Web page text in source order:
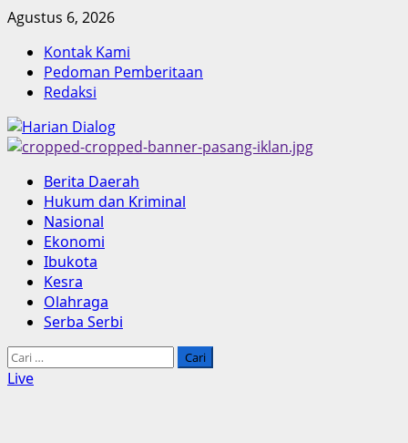
Skip
content
Agustus 6, 2026
Kontak Kami
Pedoman Pemberitaan
Redaksi
Primary
Menu
Berita Daerah
Hukum dan Kriminal
Nasional
Ekonomi
Ibukota
Kesra
Olahraga
Serba Serbi
Cari
untuk:
Live